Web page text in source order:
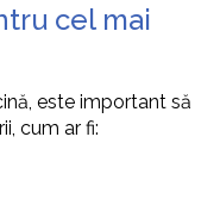
cel mai
este important să
cum ar fi: